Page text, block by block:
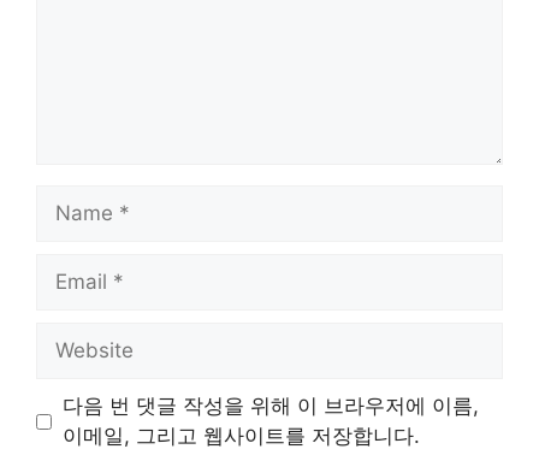
Name
Email
Website
다음 번 댓글 작성을 위해 이 브라우저에 이름,
이메일, 그리고 웹사이트를 저장합니다.